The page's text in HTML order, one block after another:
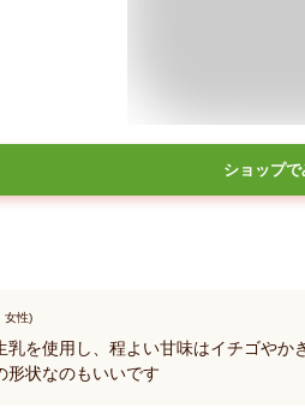
ショップで
女性)
乳を使用し、程よい甘味はイチゴや
形状なのもいいです